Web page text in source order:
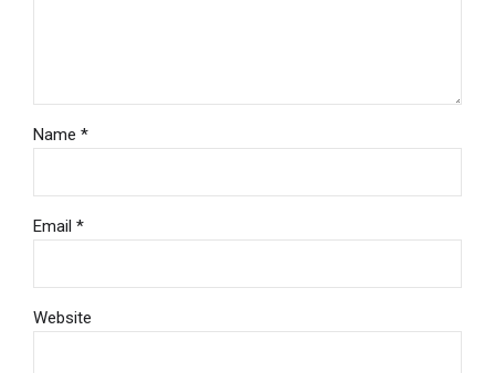
Name *
Email *
Website